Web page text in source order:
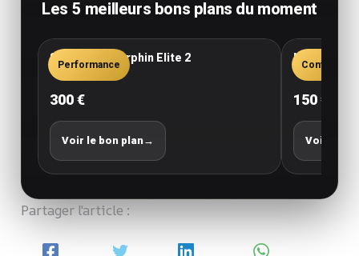
Les 5 meilleurs bons plans du moment
Performance
Saucony Endorphin Elite 2
300 €
Voir le bon plan→
Confort
New
150 €
Voir le
Partager l'article :